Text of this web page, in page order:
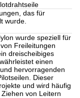
das für
wurde.
wurde speziell für
Freileitungen
dreischeibiges
einen
hervorragenden
Dieser
und wird häufig
von Leitern